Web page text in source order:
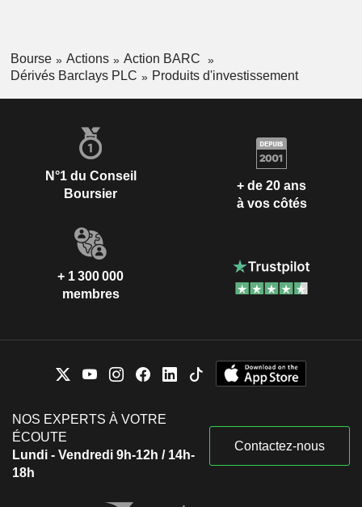
Bourse Actions
Action BARC
Dérivés Barclays PLC
Produits d'investissement
N°1 du Conseil
Boursier
+ de 20 ans
à vos côtés
+ 1 300 000
membres
NOS EXPERTS À VOTRE
ÉCOUTE
Lundi - Vendredi 9h-12h / 14h-
18h
Contactez-nous